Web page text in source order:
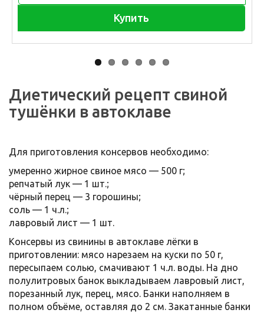
Купить
Диетический рецепт свиной
тушёнки в автоклаве
Для приготовления консервов необходимо:
умеренно жирное свиное мясо — 500 г;
репчатый лук — 1 шт.;
чёрный перец — 3 горошины;
соль — 1 ч.л.;
лавровый лист — 1 шт.
Консервы из свинины в автоклаве лёгки в
приготовлении: мясо нарезаем на куски по 50 г,
пересыпаем солью, смачивают 1 ч.л. воды. На дно
полулитровых банок выкладываем лавровый лист,
порезанный лук, перец, мясо. Банки наполняем в
полном объёме, оставляя до 2 см. Закатанные банки